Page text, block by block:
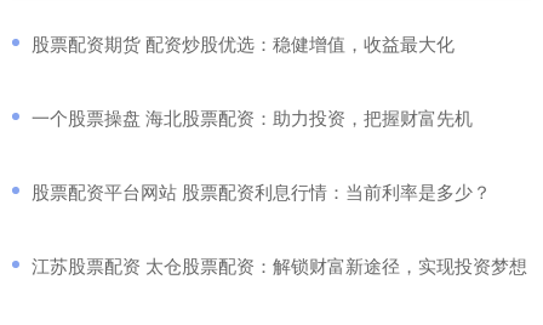
​股票配资期货 配资炒股优选：稳健增值，收益最大化
​一个股票操盘 海北股票配资：助力投资，把握财富先机
​股票配资平台网站 股票配资利息行情：当前利率是多少？
​江苏股票配资 太仓股票配资：解锁财富新途径，实现投资梦想